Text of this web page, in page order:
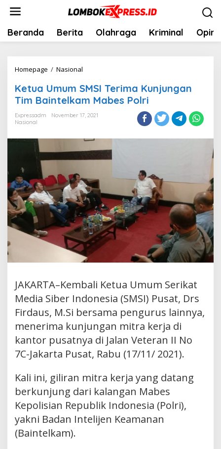
Skip
content
Beranda Berita Olahraga Kriminal Opini
Homepage / Nasional
SMSI
Terima
Kunjungan
Baintelkam
Mabes
Polri
Ketua Umum SMSI Terima Kunjungan
Tim Baintelkam Mabes Polri
Expressadm
November 17, 2021
Nasional
JAKARTA–Kembali Ketua Umum Serikat
Media Siber Indonesia (SMSI) Pusat, Drs
Firdaus, M.Si bersama pengurus lainnya,
menerima kunjungan mitra kerja di
kantor pusatnya di Jalan Veteran II No
7C-Jakarta Pusat, Rabu (17/11/ 2021).
Kali ini, giliran mitra kerja yang datang
berkunjung dari kalangan Mabes
Kepolisian Republik Indonesia (Polri),
yakni Badan Intelijen Keamanan
(Baintelkam).